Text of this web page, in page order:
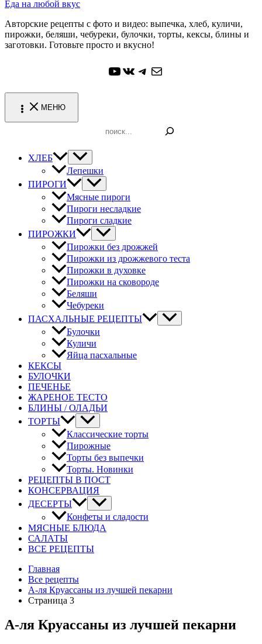
Еда на любой вкус
Авторские рецепты с фото и видео: выпечка, хлеб, куличи,
пирожки, беляши, чебуреки, булочки, торты, кексы, блины и
заготовки. Готовьте просто и вкусно!
YouTube
ВКонтакте
Telegram
Почта
МЕНЮ
ХЛЕБ
Лепешки
ПИРОГИ
Мясные пироги
Пироги несладкие
Пироги сладкие
ПИРОЖКИ
Пирожки без дрожжей
Пирожки из дрожжевого теста
Пирожки в духовке
Пирожки на сковороде
Беляши
Чебуреки
ПАСХАЛЬНЫЕ РЕЦЕПТЫ
Булочки
Куличи
Яйца пасхальные
КЕКСЫ
БУЛОЧКИ
ПЕЧЕНЬЕ
ЖАРЕНОЕ ТЕСТО
БЛИНЫ / ОЛАДЬИ
ТОРТЫ
Классические торты
Пирожные
Торты без выпечки
Торты. Новинки
РЕЦЕПТЫ В ПОСТ
КОНСЕРВАЦИЯ
ДЕСЕРТЫ
Конфеты и сладости
МЯСНЫЕ БЛЮДА
САЛАТЫ
ВСЕ РЕЦЕПТЫ
Главная
Все рецепты
А-ля Круассаны из лучшей пекарни
Страница 3
А-ля Круассаны из лучшей пекарни